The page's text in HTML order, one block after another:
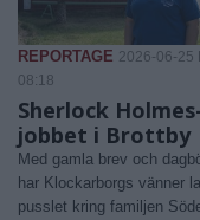
REPORTAGE 2026-06-25
08:18
Sherlock
jobbet i Brottby
Med gamla brev och
har Klockarborgs vänner
pusslet kring familjen